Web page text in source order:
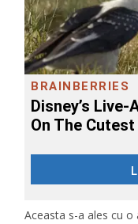
Aceasta s-a ales cu